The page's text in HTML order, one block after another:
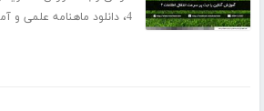
4،دانلود ماهنامه علمی و